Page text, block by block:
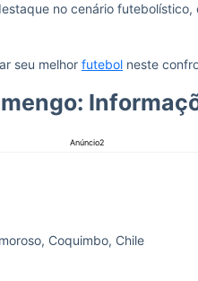
no cenário futebolístico,
seu melhor futebol neste
Anúncio2
Coquimbo, Chile